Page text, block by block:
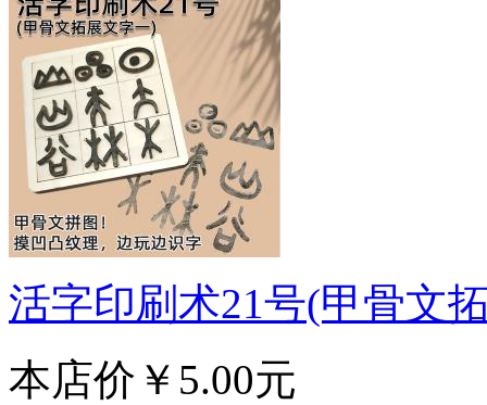
活字印刷术21号(甲骨文
本店价 ￥5.00元